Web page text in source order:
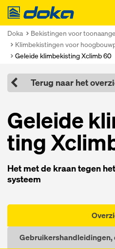
Doka
Doka
Bekistingen voor
Klimbekistingen voor
Geleide klimbekisting Xclimb 60
Terug naar het
Ge­lei­de
ting
Het met de kraan te­gen
sys­teem